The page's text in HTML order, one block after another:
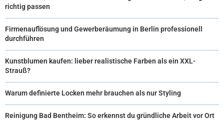
richtig passen
Firmenauflösung und Gewerberäumung in Berlin professionell
durchführen
Kunstblumen kaufen: lieber realistische Farben als ein XXL-
Strauß?
Warum definierte Locken mehr brauchen als nur Styling
Reinigung Bad Bentheim: So erkennst du gründliche Arbeit vor Ort